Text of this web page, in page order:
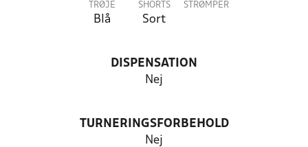
TRØJE
Blå
SHORTS
Sort
STRØMPER
DISPENSATION
Nej
TURNERINGSFORBEHOLD
Nej